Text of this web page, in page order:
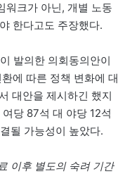
워크가 아닌, 개별 노동
한다고도 주장했다.
발의한 의회동의안이
에 따른 정책 변화에 대
대안을 제시하긴 했지
당 87석 대 야당 12석
될 가능성이 높았다.
이후 별도의 숙려 기간